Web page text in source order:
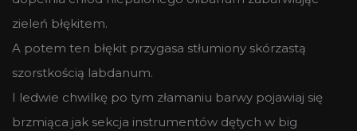
zieleń błękitem.
A potem ten błękit przygasa stłumiony skórzastą
szorstkością labdanum.
I ledwie chwilkę po tym złamaniu barwy pojawiaj się
brzmiąca jak sekcja instrumentów dętych w big